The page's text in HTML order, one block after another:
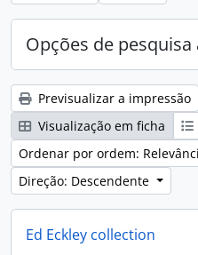
Opções de pesquisa
Previsualizar a impressão
Visualização em ficha
Ordenar por ordem:
Direção: Descendente
Ed Eckley collection